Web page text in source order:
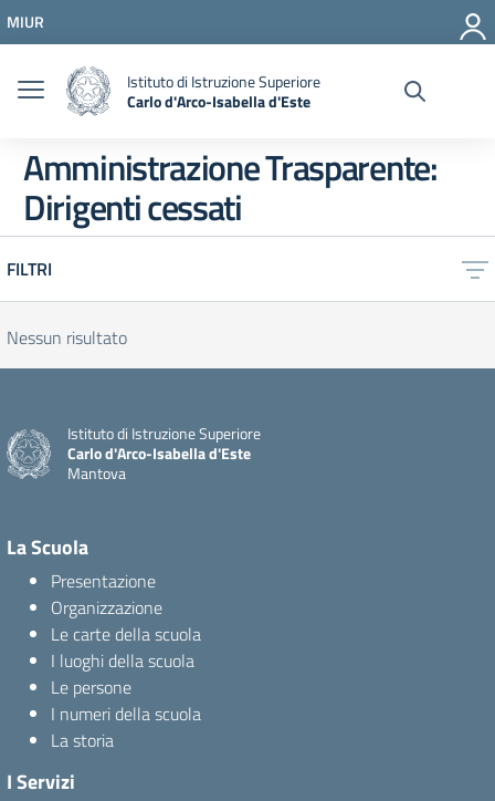
Vai al menu di navigazione
Vai al footer
MIUR
Istituto di Istruzione Superiore
Carlo d'Arco-Isabella d'Este
Amministrazione Trasparente:
Dirigenti cessati
FILTRI
Nessun risultato
Istituto di Istruzione Superiore
Carlo d'Arco-Isabella d'Este
Mantova
La Scuola
Presentazione
Organizzazione
Le carte della scuola
I luoghi della scuola
Le persone
I numeri della scuola
La storia
I Servizi